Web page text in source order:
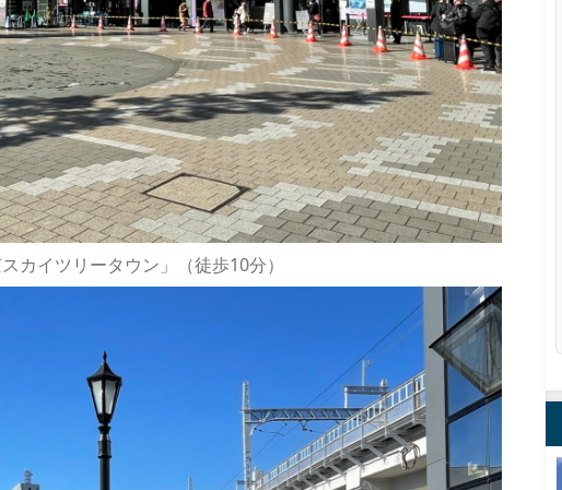
カイツリータウン」（徒歩10分）